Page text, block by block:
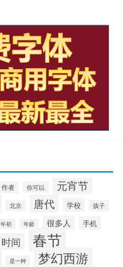
作者 你可以 元宵节
北京 唐代 学校 孩子
年初 年龄 很多人 手机
时间 春节
是一种 梦幻西游